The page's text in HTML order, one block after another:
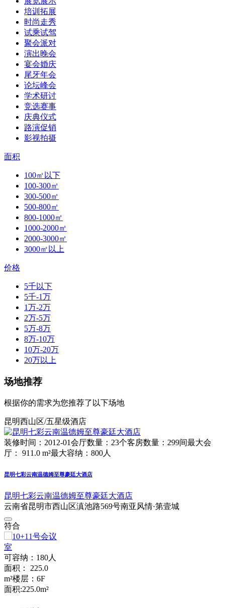
培训拓展
时尚走秀
试乘试驾
聚会派对
演出晚会
宴会婚庆
尾牙年会
论坛峰会
学术研讨
竞选赛事
庆典仪式
路演促销
影视拍摄
面积
100㎡以下
100-300㎡
300-500㎡
500-800㎡
800-1000㎡
1000-2000㎡
2000-3000㎡
3000㎡以上
价格
5千以下
5千-1万
1万-2万
2万-5万
5万-8万
8万-10万
10万-20万
20万以上
场地推荐
根据你的需求为您推荐了以下场地
昆明西山区/五星级酒店
装修时间：2012-01会厅数量：23个客房数量：299间最大会
厅： 911.0 m²最大容纳：800人
昆明七彩云南温德姆至尊豪廷大酒店
昆明七彩云南温德姆至尊豪廷大酒店
云南省昆明市西山区滇池路569号南亚风情·第壹城
符合
可容纳：180人
面积： 225.0
m²楼层：6F
面积:225.0m²